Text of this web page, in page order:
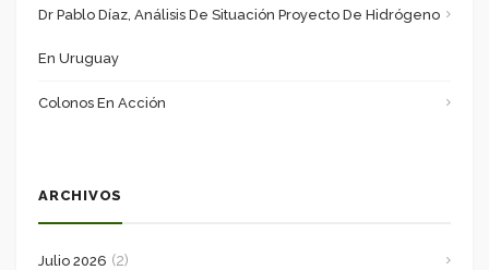
Dr Pablo Díaz, Análisis De Situación Proyecto De Hidrógeno
En Uruguay
Colonos En Acción
ARCHIVOS
Julio 2026 (2)